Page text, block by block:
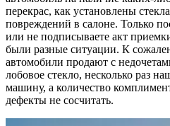
перекрас, как установлены
повреждений в салоне. Только
или не подписываете акт
были разные ситуации. К
автомобили продают с
лобовое стекло, несколько раз
машину, а количество
дефекты не сосчитать.